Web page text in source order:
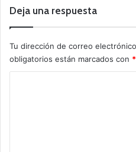
Deja una respuesta
Tu dirección de correo
obligatorios están marcados con *